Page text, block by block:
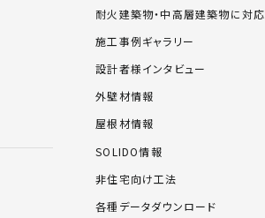
耐火建築物・中高層建築物に対応
施工事例ギャラリー
設計者様インタビュー
外壁材情報
屋根材情報
SOLIDO情報
非住宅向け工法
各種データダウンロード